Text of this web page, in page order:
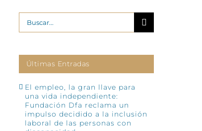
Buscar:
Últimas Entradas
El empleo, la gran llave para
una vida independiente:
Fundación Dfa reclama un
impulso decidido a la inclusión
laboral de las personas con